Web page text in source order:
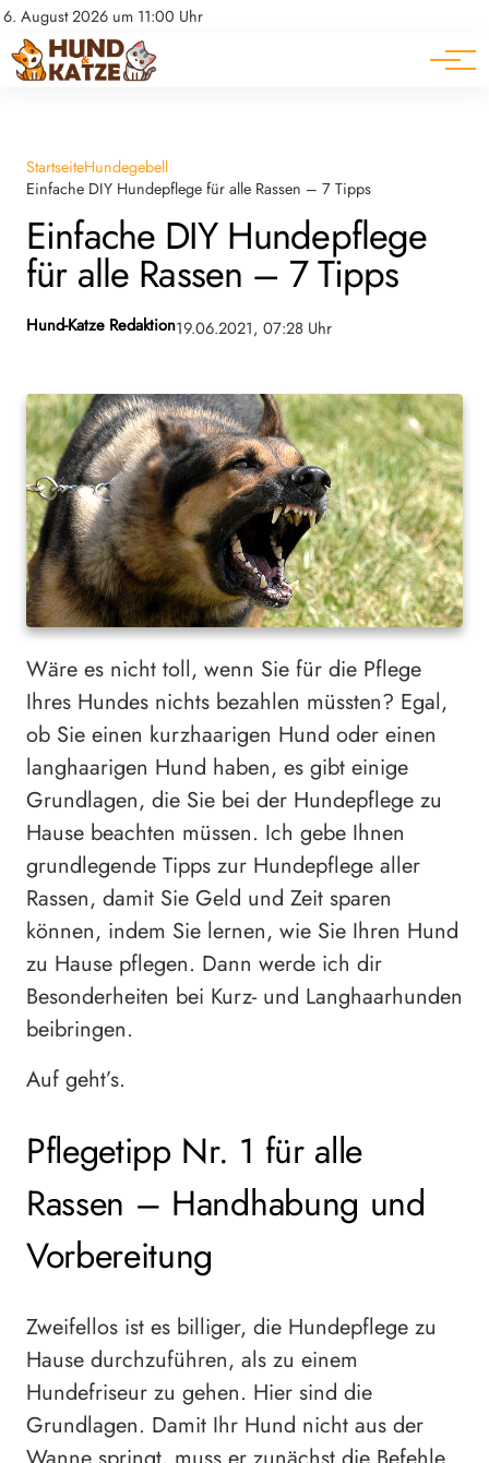
6. August 2026 um 11:00 Uhr
Datenschutz
Impressum
Pferde
Ratgeber
StartseiteHundegebell
Einfache DIY Hundepflege für alle Rassen – 7 Tipps
Einfache DIY Hundepflege
für alle Rassen – 7 Tipps
Hund-Katze Redaktion19.06.2021, 07:28 Uhr
Wäre es nicht toll, wenn Sie für die Pflege
Ihres Hundes nichts bezahlen müssten? Egal,
ob Sie einen kurzhaarigen Hund oder einen
langhaarigen Hund haben, es gibt einige
Grundlagen, die Sie bei der Hundepflege zu
Hause beachten müssen. Ich gebe Ihnen
grundlegende Tipps zur Hundepflege aller
Rassen, damit Sie Geld und Zeit sparen
können, indem Sie lernen, wie Sie Ihren Hund
zu Hause pflegen. Dann werde ich dir
Besonderheiten bei Kurz- und Langhaarhunden
beibringen.
Auf geht’s.
Pflegetipp Nr. 1 für alle
Rassen – Handhabung und
Vorbereitung
Zweifellos ist es billiger, die Hundepflege zu
Hause durchzuführen, als zu einem
Hundefriseur zu gehen. Hier sind die
Grundlagen. Damit Ihr Hund nicht aus der